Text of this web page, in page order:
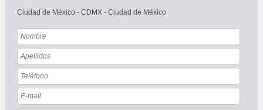
Ciudad de México - CDMX - Ciudad de México